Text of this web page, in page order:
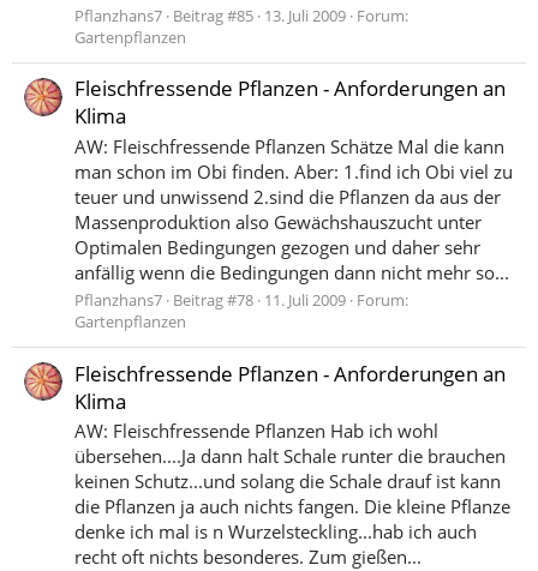
Pflanzhans7 Beitrag #85 13. Juli 2009 Forum:
Gartenpflanzen
Fleischfressende Pflanzen - Anforderungen an
Klima
AW: Fleischfressende Pflanzen Schätze Mal die kann
man schon im Obi finden. Aber: 1.find ich Obi viel zu
teuer und unwissend 2.sind die Pflanzen da aus der
Massenproduktion also Gewächshauszucht unter
Optimalen Bedingungen gezogen und daher sehr
anfällig wenn die Bedingungen dann nicht mehr so...
Pflanzhans7 Beitrag #78 11. Juli 2009 Forum:
Gartenpflanzen
Fleischfressende Pflanzen - Anforderungen an
Klima
AW: Fleischfressende Pflanzen Hab ich wohl
übersehen....Ja dann halt Schale runter die brauchen
keinen Schutz...und solang die Schale drauf ist kann
die Pflanzen ja auch nichts fangen. Die kleine Pflanze
denke ich mal is n Wurzelsteckling...hab ich auch
recht oft nichts besonderes. Zum gießen...